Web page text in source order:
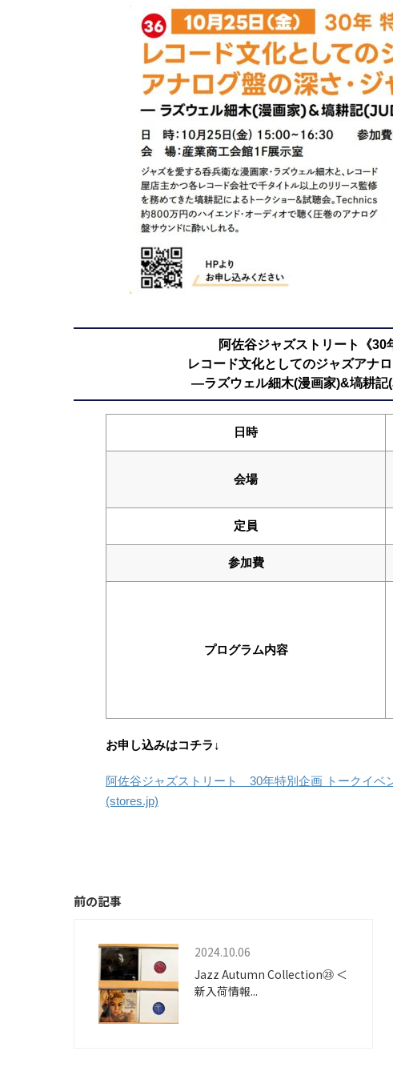
阿佐谷ジャズストリート《30
レコード文化としてのジャズアナ
―ラズウェル細木(漫画家)&塙耕
日時
会場
定員
参加費
プログラム内容
お申し込みはコチラ↓
阿佐谷ジャズストリート 30年特別企画 トークイ
(stores.jp)
前の記事
2024.10.06
Jazz Autumn Collection㉓ ＜
新入荷情報...